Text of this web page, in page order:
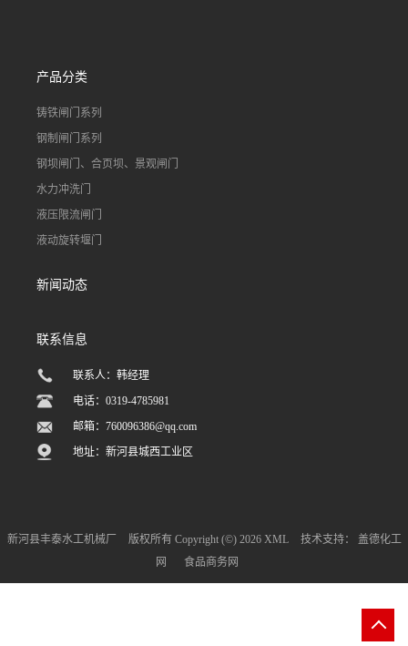
产品分类
铸铁闸门系列
钢制闸门系列
钢坝闸门、合页坝、景观闸门
水力冲洗门
液压限流闸门
液动旋转堰门
新闻动态
联系信息
联系人：韩经理
电话：0319-4785981
邮箱：760096386@qq.com
地址：新河县城西工业区
新河县丰泰水工机械厂 版权所有 Copyright (©) 2026 XML 技术支持：
盖德化工
网
食品商务网